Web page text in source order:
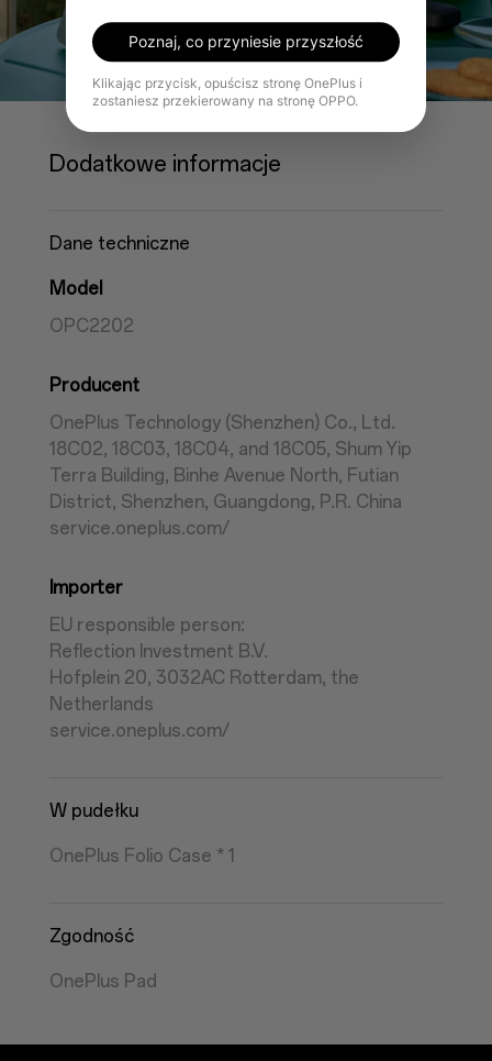
Dodatkowe informacje
Dane techniczne
Model
OPC2202
Producent
OnePlus Technology (Shenzhen) Co., Ltd.
18C02, 18C03, 18C04, and 18C05, Shum Yip
Terra Building, Binhe Avenue North, Futian
District, Shenzhen, Guangdong, P.R. China
service.oneplus.com/
Importer
EU responsible person:
Reflection Investment B.V.
Hofplein 20, 3032AC Rotterdam, the
Netherlands
service.oneplus.com/
W pudełku
OnePlus Folio Case * 1
Zgodność
OnePlus Pad
Poznaj, co przyniesie przyszłość
Klikając przycisk, opuścisz stronę OnePlus i
zostaniesz przekierowany na stronę OPPO.